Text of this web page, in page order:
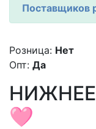
Поставщиков
Розница: Нет
Опт: Да
🩷